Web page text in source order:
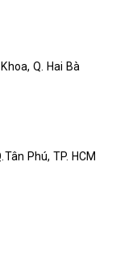
3M
đề về chất
tiếp đến trung
được hỗ trợ và
Hai Bà Trưng, Tp
Q. Hai Bà
Phú, TP. HCM